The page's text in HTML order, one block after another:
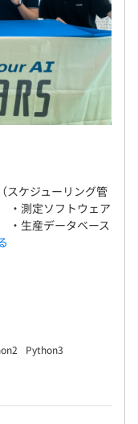
スケジューリング管
・測定ソフトウェア
・生産データベース
Python3